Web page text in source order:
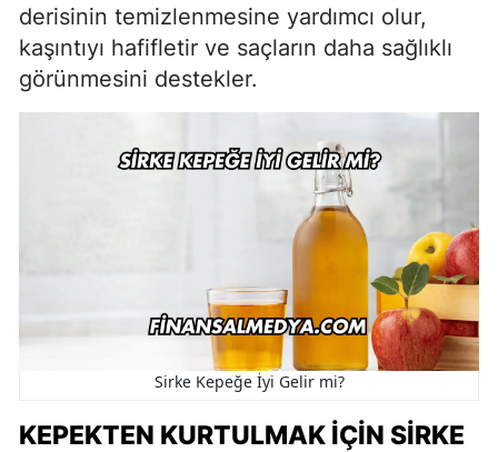
derisinin temizlenmesine yardımcı olur,
kaşıntıyı hafifletir ve saçların daha sağlıklı
görünmesini destekler.
Sirke Kepeğe İyi Gelir mi?
KEPEKTEN KURTULMAK İÇIN SIRKE